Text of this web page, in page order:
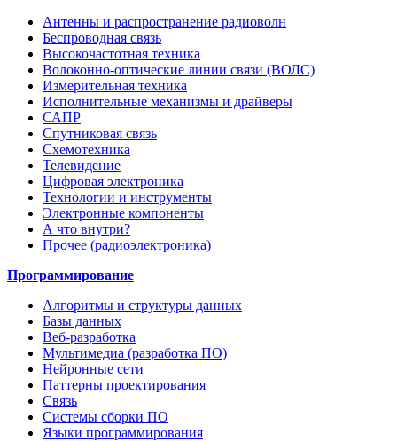
Антенны и распространение радиоволн
Беспроводная связь
Высокочастотная техника
Волоконно-оптические линии связи (ВОЛС)
Измерительная техника
Исполнительные механизмы и драйверы
САПР
Спутниковая связь
Схемотехника
Телевидение
Цифровая электроника
Технологии и инструменты
Электронные компоненты
А что внутри?
Прочее (радиоэлектроника)
Программирование
Алгоритмы и структуры данных
Базы данных
Веб-разработка
Мультимедиа (разработка ПО)
Нейронные сети
Паттерны проектирования
Связь
Системы сборки ПО
Языки программирования